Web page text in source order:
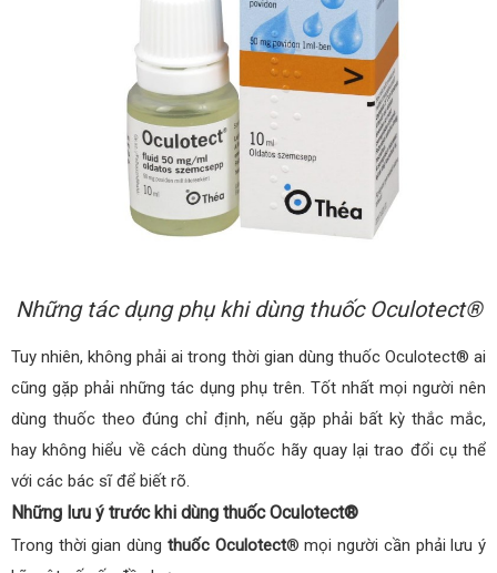
Những tác dụng phụ khi dùng thuốc Oculotect®
Tuy nhiên, không phải ai trong thời gian dùng thuốc Oculotect® ai
cũng gặp phải những tác dụng phụ trên. Tốt nhất mọi người nên
dùng thuốc theo đúng chỉ định, nếu gặp phải bất kỳ thắc mắc,
hay không hiểu về cách dùng thuốc hãy quay lại trao đổi cụ thể
với các bác sĩ để biết rõ.
Những lưu ý trước khi dùng thuốc Oculotect®
Trong thời gian dùng thuốc Oculotect® mọi người cần phải lưu ý